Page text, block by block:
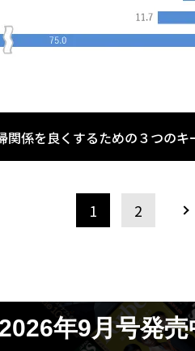
関係を良くするための３つのキ
1 2
2026年9月号発売